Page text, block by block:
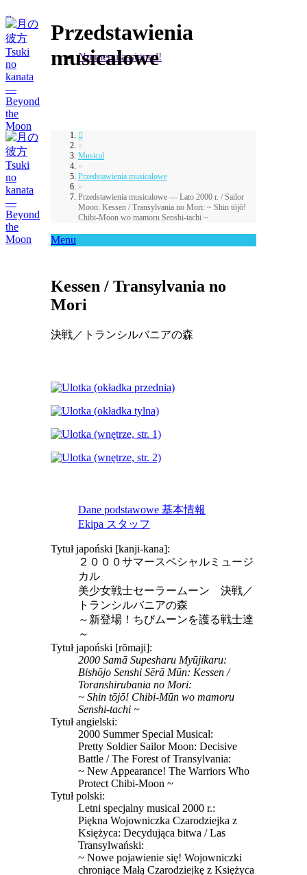
No menu assigned!
Przedstawienia
musicalowe
»
Musical
»
Przedstawienia musicalowe
»
Przedstawienia musicalowe — Lato 2000 r. / Sailor
Moon: Kessen / Transylvania no Mori: ~ Shin tōjō!
Chibi-Moon wo mamoru Senshi-tachi ~
Menu
Kessen / Transylvania no
Mori
決戦／トランシルバニアの森
Dane podstawowe 基本情報
Ekipa スタッフ
Tytuł japoński [kanji-kana]:
２０００サマースペシャルミュージ
カル
美少女戦士セーラームーン 決戦／
トランシルバニアの森
～新登場！ちびムーンを護る戦士達
～
Tytuł japoński [rōmaji]:
2000 Samā Supesharu Myūjikaru:
Bishōjo Senshi Sērā Mūn: Kessen /
Toranshirubania no Mori:
~ Shin tōjō! Chibi-Mūn wo mamoru
Senshi-tachi ~
Tytuł angielski:
2000 Summer Special Musical:
Pretty Soldier Sailor Moon: Decisive
Battle / The Forest of Transylvania:
~ New Appearance! The Warriors Who
Protect Chibi-Moon ~
Tytuł polski:
Letni specjalny musical 2000 r.:
Piękna Wojowniczka Czarodziejka z
Księżyca: Decydująca bitwa / Las
Transylwański:
~ Nowe pojawienie się! Wojowniczki
chroniące Małą Czarodziejkę z Księżyca